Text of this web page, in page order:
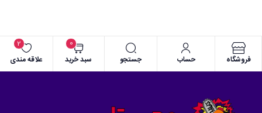
فروشگاه حساب جستجو سبد خرید
0
علاقه مندی
2